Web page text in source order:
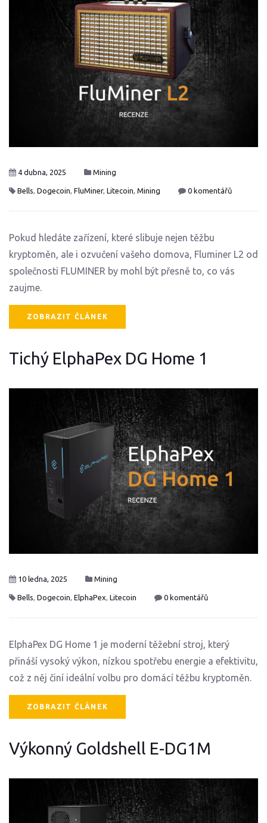
4 dubna, 2025 Mining
Bells Dogecoin FluMiner, Litecoin Mining 0 komentářů
Pokud hledáte zařízení, které slibuje nejen těžbu
kryptoměn, ale i ozvučení vašeho domova, Fluminer L2 od
společnosti FLUMINER by mohl být přesně to, co vás
zaujme.
ZOBRAZIT ČLÁNEK
Tichý ElphaPex DG Home 1
10 ledna, 2025 Mining
Bells, Dogecoin, ElphaPex, Litecoin 0 komentářů
ElphaPex DG Home 1 je moderní těžební stroj, který
přináší vysoký výkon, nízkou spotřebu energie a efektivitu,
což z něj činí ideální volbu pro domácí těžbu kryptoměn.
ZOBRAZIT ČLÁNEK
Výkonný Goldshell E-DG1M